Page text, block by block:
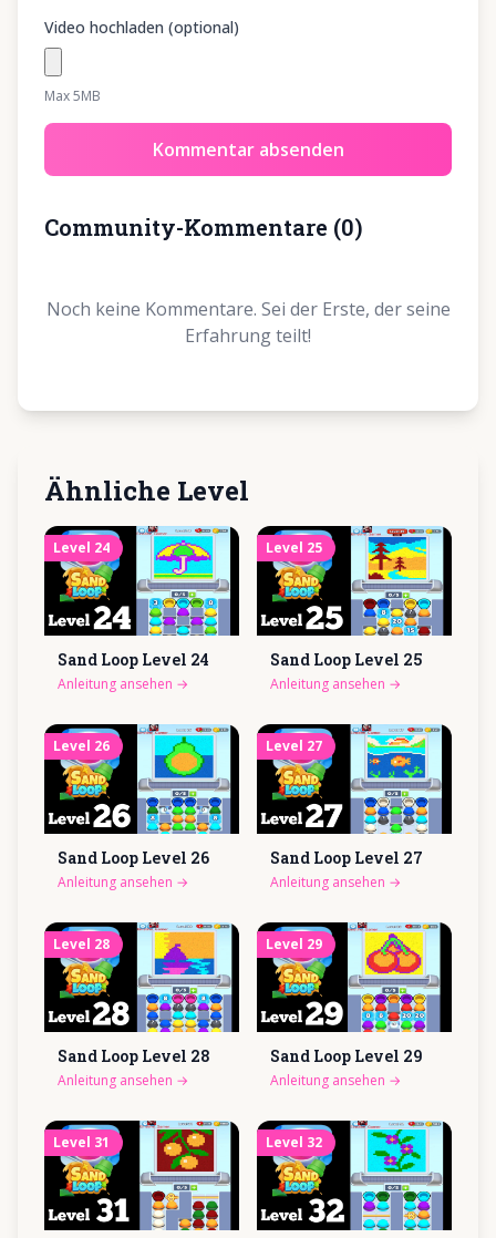
Video hochladen (optional)
Max 5MB
Kommentar absenden
Community-Kommentare (0)
Noch keine Kommentare. Sei der Erste, der seine
Erfahrung teilt!
Ähnliche Level
Level 24
Sand Loop Level 24
Anleitung ansehen →
Level 25
Sand Loop Level 25
Anleitung ansehen →
Level 26
Sand Loop Level 26
Anleitung ansehen →
Level 27
Sand Loop Level 27
Anleitung ansehen →
Level 28
Sand Loop Level 28
Anleitung ansehen →
Level 29
Sand Loop Level 29
Anleitung ansehen →
Level 31 Level 32